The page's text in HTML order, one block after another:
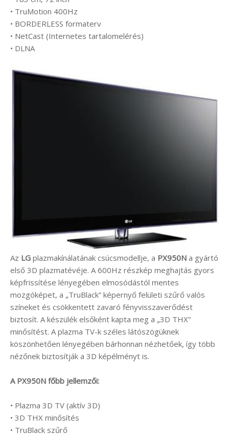
• TruMotion 400Hz
• BORDERLESS formaterv
• NetCast (Internetes tartalomelérés)
• DLNA
Az LG plazmakínálatának csúcsmodellje, a PX950N a gyártó
első 3D plazmatévéje. A 600Hz részkép meghajtás gyors
képfrissítése lényegében elmosódástól mentes
mozgóképet, a „TruBlack” képernyő felületi szűrő valós
színeket és csökkentett zavaró fényvisszaverődést
biztosít. A készülék elsőként kapta meg a „3D THX”
minősítést. A plazma TV-k széles látószögüknek
köszönhetően lényegében bárhonnan nézhetőek, így több
nézőnek biztosítják a 3D képélményt is.
A PX950N főbb jellemzői:
• Plazma 3D TV (aktív 3D)
• 3D THX minősítés
• TruBlack szűrő